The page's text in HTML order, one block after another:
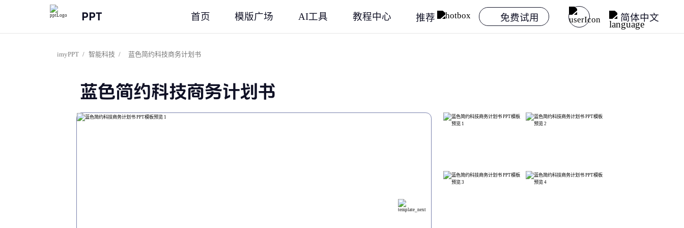
PPT 首页 模版广场 AI工具 教程中心 推荐 免费试用 简体中文
imyPPT / 智能科技 / 蓝色简约科技商务计划书
蓝色简约科技商务计划书